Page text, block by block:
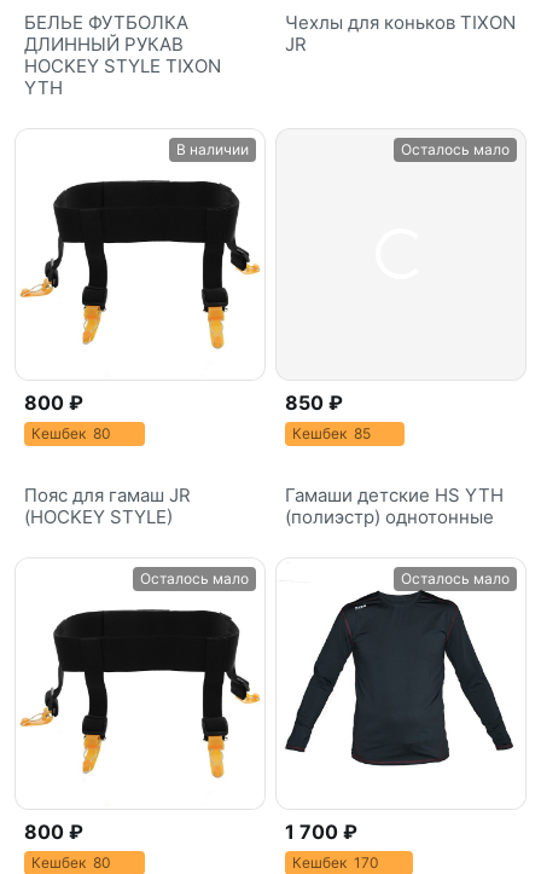
БЕЛЬЕ ФУТБОЛКА
ДЛИННЫЙ РУКАВ
HOCKEY STYLE TIXON
YTH
Чехлы для коньков TIXON
JR
В наличии
800 ₽
Кешбек 80
Пояс для гамаш JR
(HOCKEY STYLE)
Осталось мало
850 ₽
Кешбек 85
Гамаши детские HS YTH
(полиэстр) однотонные
Осталось мало
800 ₽
Кешбек 80
Осталось мало
1 700 ₽
Кешбек 170